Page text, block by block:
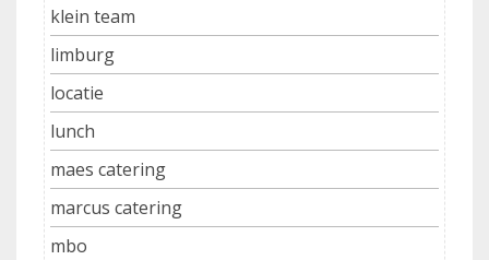
klein team
limburg
locatie
lunch
maes catering
marcus catering
mbo